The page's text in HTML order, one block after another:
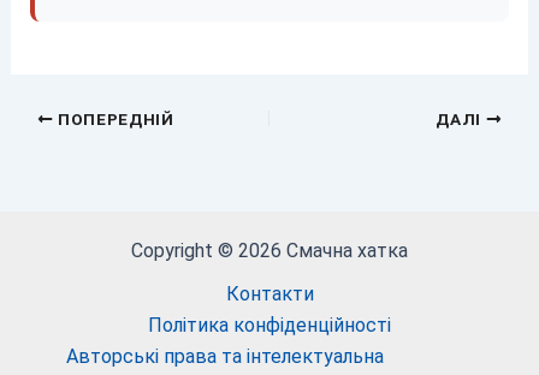
ПОПЕРЕДНІЙ ДАЛІ
Copyright © 2026 Смачна хатка
Контакти
Політика конфіденційності
Авторські права та інтелектуальна